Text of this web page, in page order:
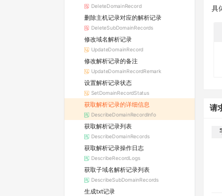
DeleteDomainRecord
删除主机记录对应的解析记录
DeleteSubDomainRecords
修改域名解析记录
UpdateDomainRecord
修改解析记录的备注
UpdateDomainRecordRemark
设置解析记录状态
SetDomainRecordStatus
获取解析记录的详细信息
DescribeDomainRecordInfo
获取解析记录列表
DescribeDomainRecords
获取解析记录操作日志
DescribeRecordLogs
获取子域名解析记录列表
DescribeSubDomainRecords
生成txt记录
具
请